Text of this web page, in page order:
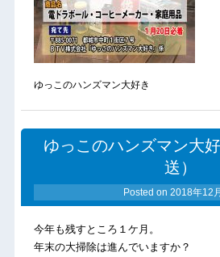
ゆっこのハンズマン大好き
ゆっこのハンズマン大
送）
Posted on 2018年12
今年も残すところ１ケ月。
年末の大掃除は進んでいますか？